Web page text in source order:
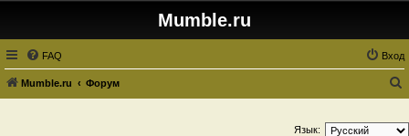
Mumble.ru
FAQ Вход
Mumble.ru Форум
и
Язык: